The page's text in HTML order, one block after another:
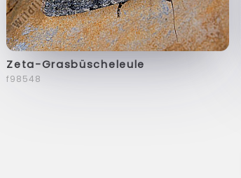
Zeta-Grasbüscheleule
f98548